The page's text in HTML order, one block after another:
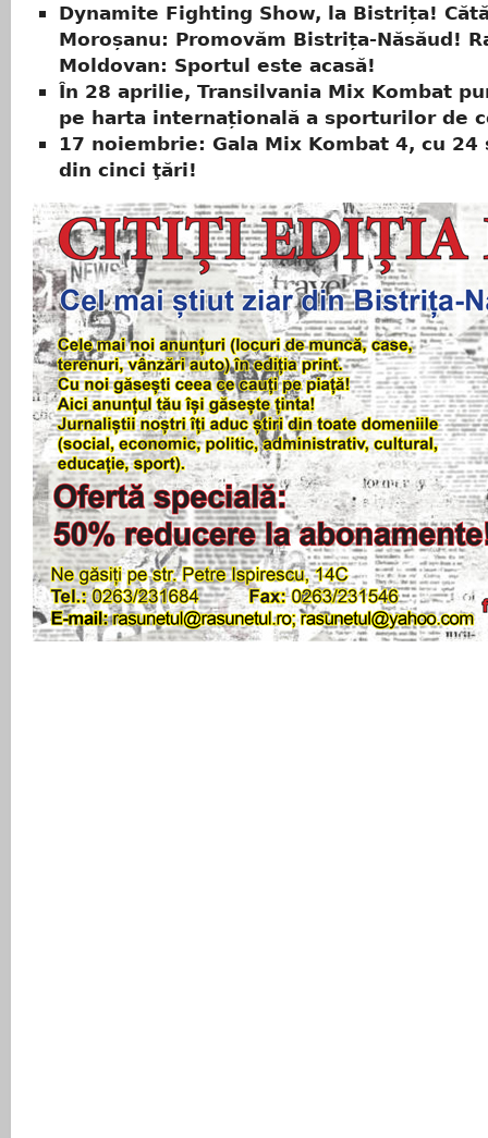
Dynamite Fighting Show, la Bistrița!
Moroșanu: Promovăm Bistrița-Năsăud!
Moldovan: Sportul este acasă!
În 28 aprilie, Transilvania Mix Kombat
pe harta internațională a sporturilor de
17 noiembrie: Gala Mix Kombat 4, cu
din cinci ţări!